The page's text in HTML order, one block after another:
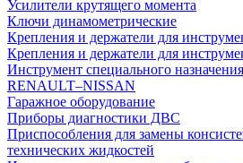
Усилители крутящего момента
Ключи динамометрические
Крепления и держатели для
Крепления и держатели для
Инструмент специального назначения
RENAULT–NISSAN
Гаражное оборудование
Приборы диагностики ДВС
Приспособления для замены
технических жидкостей